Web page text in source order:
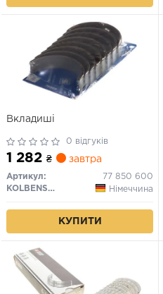
Вкладиші
0 відгуків
1 282 ₴ завтра
Артикул:
77 850 600
KOLBENSCHMIDT
Німеччина
КУПИТИ